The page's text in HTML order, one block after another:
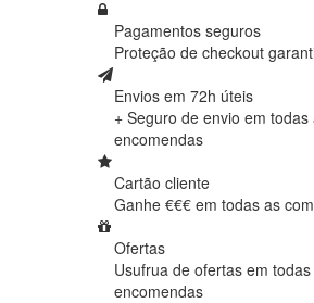
Pagamentos seguros
Proteção de checkout
Envios em 72h úteis
+ Seguro de envio em todas
encomendas
Cartão cliente
Ganhe €€€ em todas as
Ofertas
Usufrua de ofertas em
encomendas